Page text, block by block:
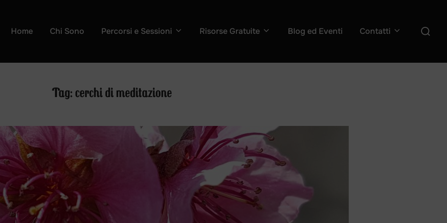
Home Chi Sono Percorsi e Sessioni Risorse Gratuite Blog ed Eventi Contatti
Cerca
Tag: cerchi di meditazione